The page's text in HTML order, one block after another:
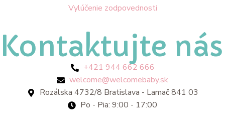
Vylúčenie zodpovednosti
Kontaktujte nás
+421 944 662 666
welcome@welcomebaby.sk
Rozálska 4732/8 Bratislava - Lamač 841 03
Po - Pia: 9:00 - 17:00